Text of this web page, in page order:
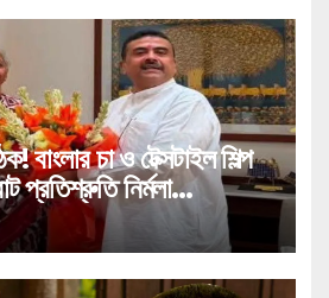
বাংলার চা ও টেক্সটাইল শিল্প
প্রতিশ্রুতি নির্মলা